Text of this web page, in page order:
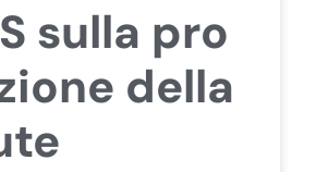
sulla pro
della